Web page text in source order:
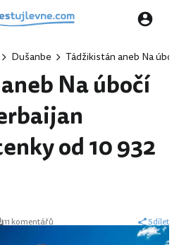
Dušanbe Tádžikistán aneb Na
Na úbočí
od 10 932
11 komentářů Sdílet